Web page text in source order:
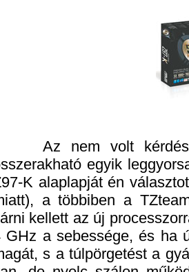
Az nem volt kérdés,
összerakható egyik
Z97-K alaplapját én
miatt), a többiben a
várni kellett az új
4 GHz a sebessége, és
magát, s a túlpörgetést a
van, de nyolc szálon
tették a belső hűtését – a
sokkal drágább hatmagos